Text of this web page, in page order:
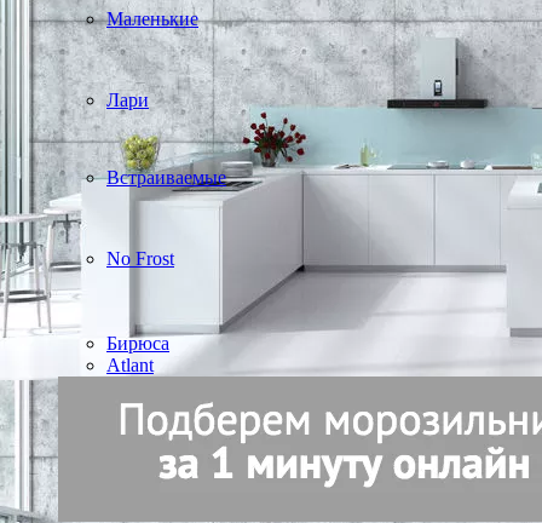
Маленькие
Лари
Встраиваемые
No Frost
Бирюса
Atlant